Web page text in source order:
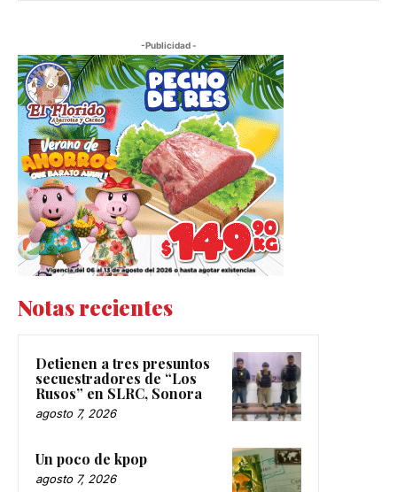
-Publicidad -
Notas recientes
Detienen a tres presuntos
secuestradores de “Los
Rusos” en SLRC, Sonora
agosto 7, 2026
Un poco de kpop
agosto 7, 2026